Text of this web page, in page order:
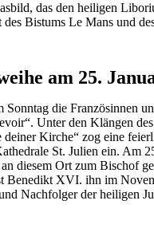
das den heiligen
des Bistums Le Mans und
am 25.
Sonntag die Französinnen
Unter den Klängen
Kirche“ zog eine
St. Julien ein. Am
diesem Ort zum Bischof
Benedikt XVI. ihn im
Nachfolger der heiligen